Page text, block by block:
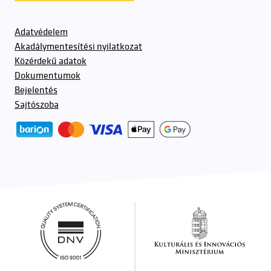
Adatvédelem
Akadálymentesítési nyilatkozat
Közérdekű adatok
Dokumentumok
Bejelentés
Sajtószoba